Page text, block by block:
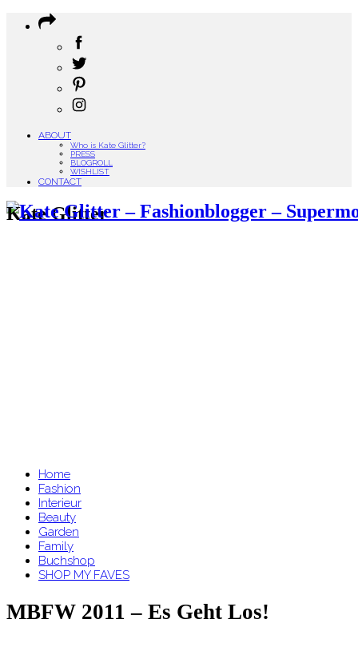
ABOUT
Who is Kate Glitter?
PRESS
BLOGROLL
WISHLIST
CONTACT
Kate Glitter
Home
Fashion
Interieur
Beauty
Garden
Family
Buchshop
SHOP MY FAVES
MBFW 2011 – Es Geht Los!